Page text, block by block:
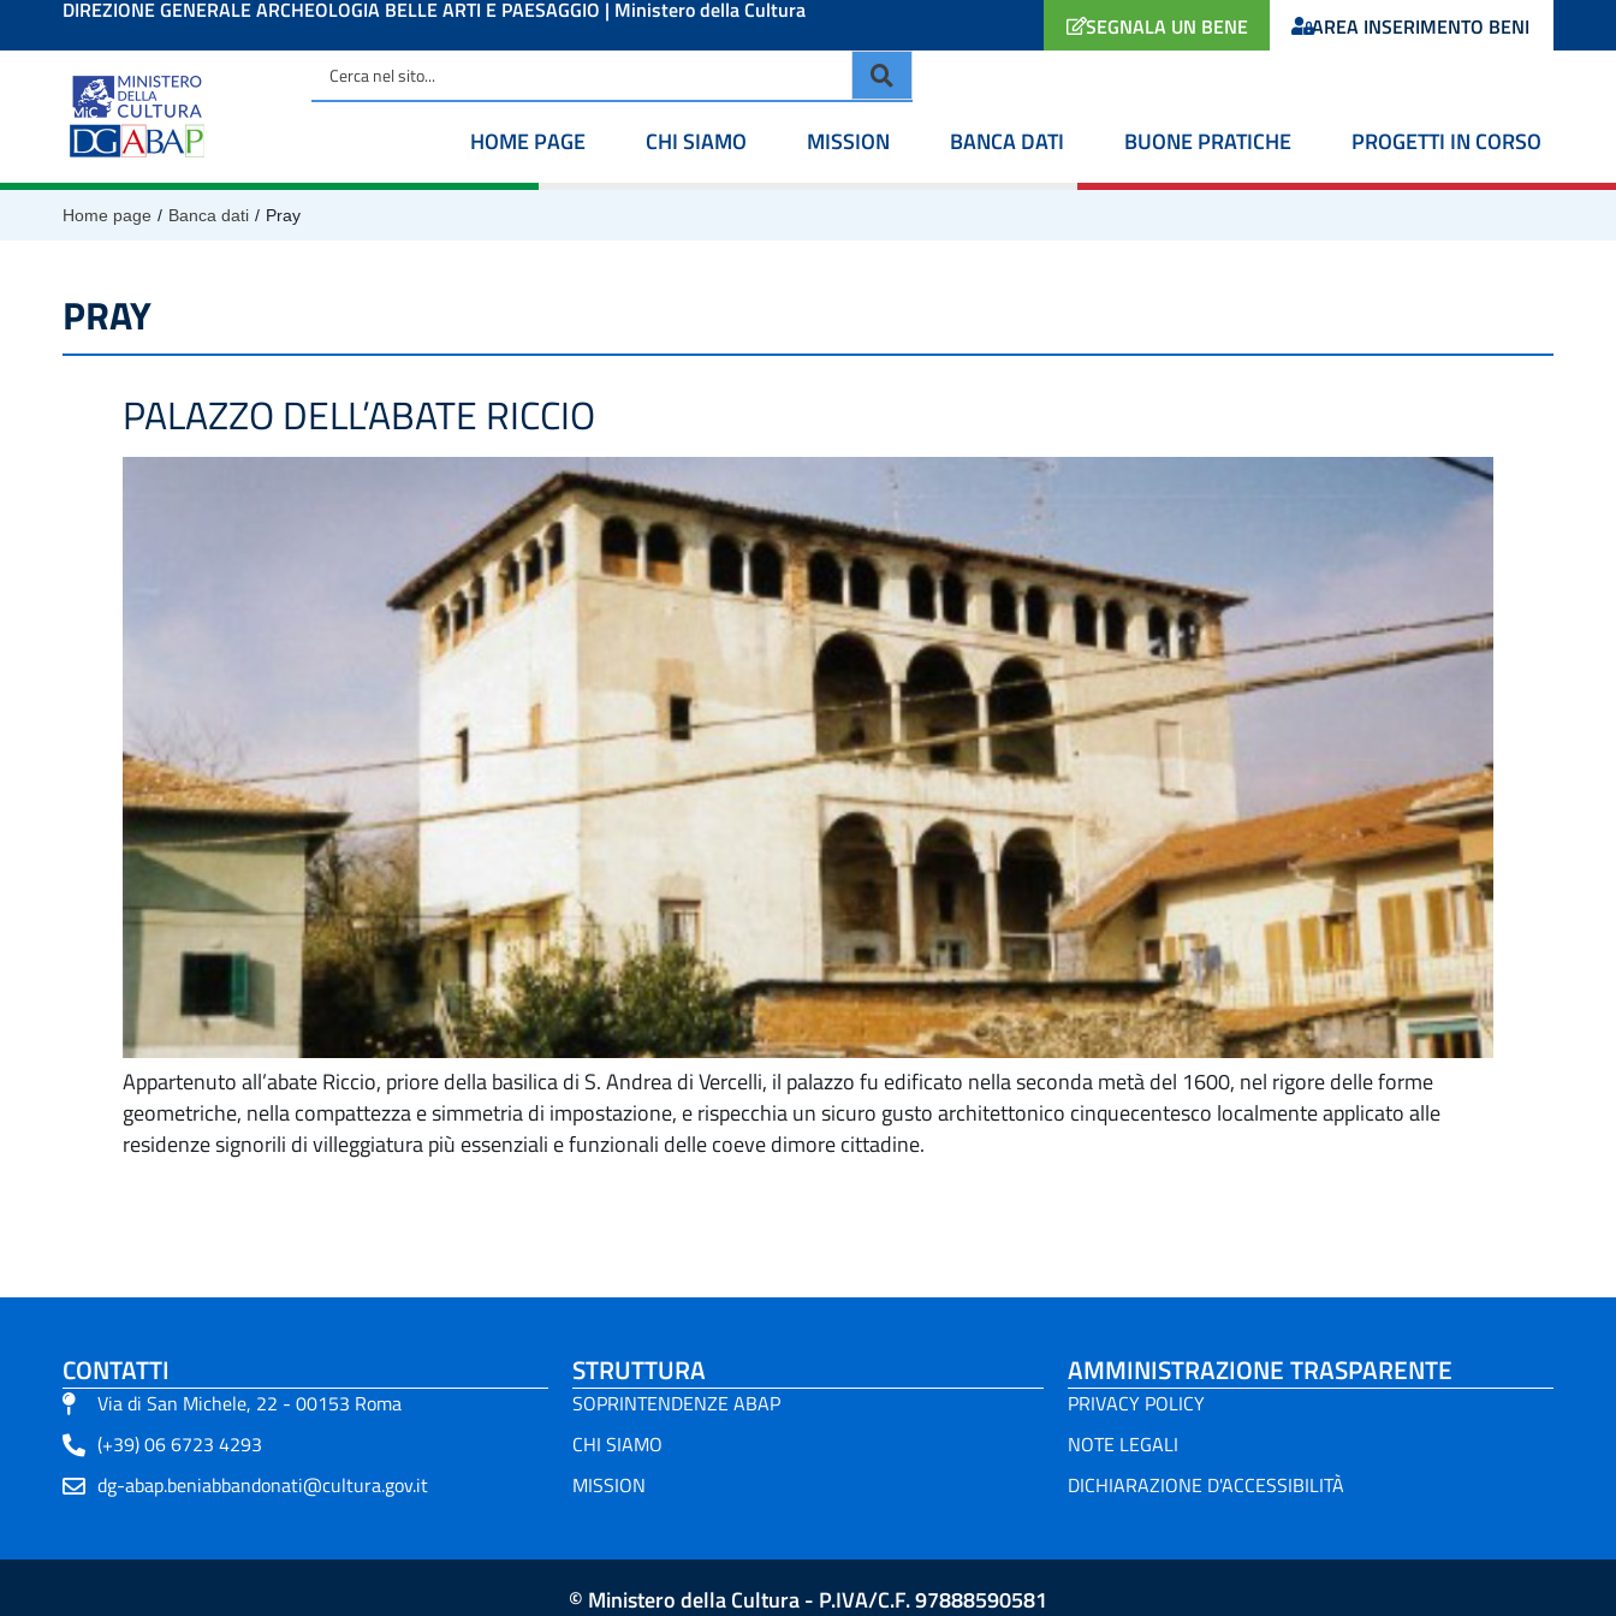
contenutoDIREZIONE GENERALE ARCHEOLOGIA BELLE ARTI E PAESAGGIO | Ministero della Cultura
SEGNALA UN BENE AREA INSERIMENTO BENI
HOME PAGE CHI SIAMO MISSION BANCA DATI BUONE PRATICHE PROGETTI IN CORSO
Home page / Banca dati / Pray
PRAY
PALAZZO DELL’ABATE RICCIO
Appartenuto all’abate Riccio, priore della basilica di S. Andrea di Vercelli, il palazzo fu edificato nella seconda metà del 1600, nel rigore delle forme
geometriche, nella compattezza e simmetria di impostazione, e rispecchia un sicuro gusto architettonico cinquecentesco localmente applicato alle
residenze signorili di villeggiatura più essenziali e funzionali delle coeve dimore cittadine.
CONTATTI
Via di San Michele, 22 - 00153 Roma
(+39) 06 6723 4293
dg-abap.beniabbandonati@cultura.gov.it
STRUTTURA
SOPRINTENDENZE ABAP
CHI SIAMO
MISSION
AMMINISTRAZIONE TRASPARENTE
PRIVACY POLICY
NOTE LEGALI
DICHIARAZIONE D'ACCESSIBILITÀ
© Ministero della Cultura - P.IVA/C.F. 97888590581